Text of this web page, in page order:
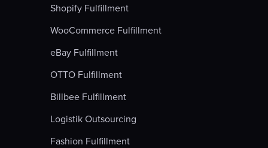
Shopify Fulfillment
WooCommerce Fulfillment
eBay Fulfillment
OTTO Fulfillment
Billbee Fulfillment
Logistik Outsourcing
Fashion Fulfillment